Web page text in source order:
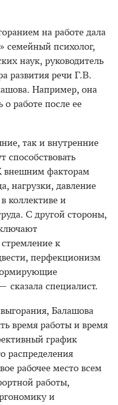
на работе дала
семейный психолог,
наук, руководитель
развития речи Г.В.
Например, она
о работе после ее
так и внутренние
способствовать
внешним факторам
нагрузки, давление
коллективе и
С другой стороны,
стремление к
перфекционизм
сказала специалист.
Балашова
время работы и время
график
распределения
рабочее место всем
работы,
и